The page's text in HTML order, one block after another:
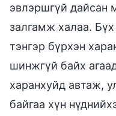
эвлэршгүй дайсан
залгамж халаа.
тэнгэр бүрхэн
шинжгүй байх
харанхуйд автаж,
байгаа хүн